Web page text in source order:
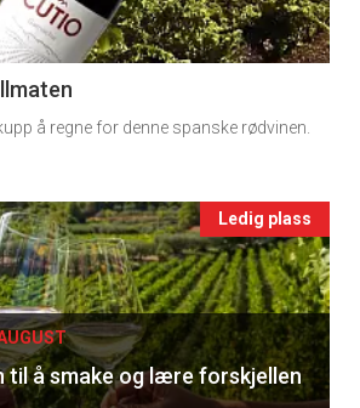
å regne for denne spanske rødvinen.
Ledig plass
til å smake og lære forskjellen